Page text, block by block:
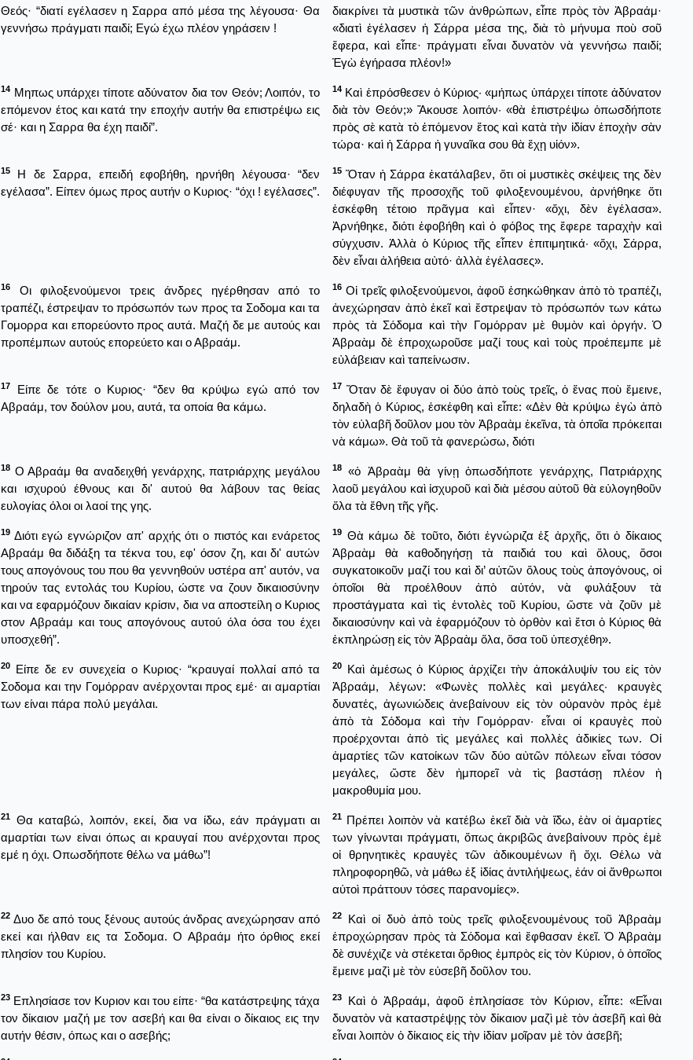
Θεός· “διατί εγέλασεν η Σαρρα από μέσα της λέγουσα· Θα
γεννήσω πράγματι παιδί; Εγώ έχω πλέον γηράσειν !
διακρίνει τὰ μυστικὰ τῶν ἀνθρώπων, εἶπε πρὸς τὸν Ἀβραάμ·
«διατὶ ἐγέλασεν ἡ Σάρρα μέσα της, διὰ τὸ μήνυμα ποὺ σοῦ
ἔφερα, καὶ εἶπε· πράγματι εἶναι δυνατὸν νὰ γεννήσω παιδί;
Ἐγὼ ἐγήρασα πλέον!»
14 Μηπως υπάρχει τίποτε αδύνατον δια τον Θεόν; Λοιπόν, το
επόμενον έτος και κατά την εποχήν αυτήν θα επιστρέψω εις
σέ· και η Σαρρα θα έχη παιδί”.
14 Καὶ ἐπρόσθεσεν ὁ Κύριος· «μήπως ὑπάρχει τίποτε ἀδύνατον
διὰ τὸν Θεόν;» Ἄκουσε λοιπόν· «θὰ ἐπιστρέψω ὁπωσδήποτε
πρὸς σὲ κατὰ τὸ ἑπόμενον ἔτος καὶ κατὰ τὴν ἰδίαν ἐποχὴν σὰν
τώρα· καὶ ἡ Σάρρα ἡ γυναῖκα σου θὰ ἔχῃ υἱόν».
15
Η δε Σαρρα, επειδή εφοβήθη, ηρνήθη λέγουσα· “δεν
εγέλασα”. Είπεν όμως προς αυτήν ο Κυριος· “όχι ! εγέλασες”.
15 Ὅταν ἡ Σάρρα ἐκατάλαβεν, ὅτι οἱ μυστικὲς σκέψεις της δὲν
διέφυγαν τῆς προσοχῆς τοῦ φιλοξενουμένου, ἀρνήθηκε ὅτι
ἐσκέφθη τέτοιο πρᾶγμα καὶ εἶπεν· «ὄχι, δὲν ἐγέλασα».
Ἀρνήθηκε, διότι ἐφοβήθη καὶ ὁ φόβος της ἔφερε ταραχὴν καὶ
σύγχυσιν. Ἀλλὰ ὁ Κύριος τῆς εἶπεν ἐπιτιμητικά· «ὄχι, Σάρρα,
δὲν εἶναι ἀλήθεια αὐτό· ἀλλὰ ἐγέλασες».
16
Οι φιλοξενούμενοι τρεις άνδρες ηγέρθησαν από το
τραπέζι, έστρεψαν το πρόσωπόν των προς τα Σοδομα και τα
Γομορρα και επορεύοντο προς αυτά. Μαζή δε με αυτούς και
προπέμπων αυτούς επορεύετο και ο Αβραάμ.
16 Οἱ τρεῖς φιλοξενούμενοι, ἀφοῦ ἐσηκώθηκαν ἀπὸ τὸ τραπέζι,
ἀνεχώρησαν ἀπὸ ἐκεῖ καὶ ἔστρεψαν τὸ πρόσωπόν των κάτω
πρὸς τὰ Σόδομα καὶ τὴν Γομόρραν μὲ θυμὸν καὶ ὀργήν. Ὁ
Ἀβραὰμ δὲ ἐπροχωροῦσε μαζί τους καὶ τοὺς προέπεμπε μὲ
εὐλάβειαν καὶ ταπείνωσιν.
17
Είπε δε τότε ο Κυριος· “δεν θα κρύψω εγώ από τον
Αβραάμ, τον δούλον μου, αυτά, τα οποία θα κάμω.
17 Ὅταν δὲ ἔφυγαν οἱ δύο ἀπὸ τοὺς τρεῖς, ὁ ἕνας ποὺ ἔμεινε,
δηλαδὴ ὁ Κύριος, ἐσκέφθη καὶ εἶπε: «Δὲν θὰ κρύψω ἐγὼ ἀπὸ
τὸν εὐλαβῆ δοῦλον μου τὸν Ἀβραὰμ ἐκεῖνα, τὰ ὁποῖα πρόκειται
νὰ κάμω». Θὰ τοῦ τὰ φανερώσω, διότι
18 Ο Αβραάμ θα αναδειχθή γενάρχης, πατριάρχης μεγάλου
και ισχυρού έθνους και δι' αυτού θα λάβουν τας θείας
ευλογίας όλοι οι λαοί της γης.
18
«ὁ Ἀβραὰμ θὰ γίνῃ ὁπωσδήποτε γενάρχης, Πατριάρχης
λαοῦ μεγάλου καὶ ἰσχυροῦ καὶ διὰ μέσου αὐτοῦ θὰ εὐλογηθοῦν
ὅλα τὰ ἔθνη τῆς γῆς.
19 Διότι εγώ εγνώριζον απ' αρχής ότι ο πιστός και ενάρετος
Αβραάμ θα διδάξη τα τέκνα του, εφ' όσον ζη, και δι' αυτών
τους απογόνους του που θα γεννηθούν υστέρα απ' αυτόν, να
τηρούν τας εντολάς του Κυρίου, ώστε να ζουν δικαιοσύνην
και να εφαρμόζουν δικαίαν κρίσιν, δια να αποστείλη ο Κυριος
στον Αβραάμ και τους απογόνους αυτού όλα όσα του έχει
υποσχεθή”.
19 Θὰ κάμω δὲ τοῦτο, διότι ἐγνώριζα ἐξ ἀρχῆς, ὅτι ὁ δίκαιος
Ἀβραὰμ θὰ καθοδηγήσῃ τὰ παιδιά του καὶ ὅλους, ὅσοι
συγκατοικοῦν μαζί του καὶ δι’ αὐτῶν ὅλους τοὺς ἀπογόνους, οἱ
ὁποῖοι θὰ προέλθουν ἀπὸ αὐτόν, νὰ φυλάξουν τὰ
προστάγματα καὶ τὶς ἐντολὲς τοῦ Κυρίου, ὥστε νὰ ζοῦν μὲ
δικαιοσύνην καὶ νὰ ἐφαρμόζουν τὸ ὀρθὸν καὶ ἔτσι ὁ Κύριος θὰ
ἐκπληρώσῃ εἰς τὸν Ἀβραὰμ ὅλα, ὅσα τοῦ ὑπεσχέθη».
20
Είπε δε εν συνεχεία ο Κυριος· “κραυγαί πολλαί από τα
Σοδομα και την Γομόρραν ανέρχονται προς εμέ· αι αμαρτίαι
των είναι πάρα πολύ μεγάλαι.
20
Καὶ ἀμέσως ὁ Κύριος ἀρχίζει τὴν ἀποκάλυψίν του εἰς τὸν
Ἀβραάμ, λέγων: «Φωνὲς πολλὲς καὶ μεγάλες· κραυγὲς
δυνατές, ἀγωνιώδεις ἀνεβαίνουν εἰς τὸν οὐρανὸν πρὸς ἐμὲ
ἀπὸ τὰ Σόδομα καὶ τὴν Γομόρραν· εἶναι οἱ κραυγὲς ποὺ
προέρχονται ἀπὸ τὶς μεγάλες καὶ πολλὲς ἀδικίες των. Οἱ
ἁμαρτίες τῶν κατοίκων τῶν δύο αὐτῶν πόλεων εἶναι τόσον
μεγάλες, ὥστε δὲν ἠμπορεῖ νὰ τὶς βαστάσῃ πλέον ἡ
μακροθυμία μου.
21
Θα καταβώ, λοιπόν, εκεί, δια να ίδω, εάν πράγματι αι
αμαρτίαι των είναι όπως αι κραυγαί που ανέρχονται προς
εμέ η όχι. Οπωσδήποτε θέλω να μάθω”!
21 Πρέπει λοιπὸν νὰ κατέβω ἐκεῖ διὰ νὰ ἴδω, ἐὰν οἰ ἁμαρτίες
των γίνωνται πράγματι, ὅπως ἀκριβῶς ἀνεβαίνουν πρὸς ἐμὲ
οἱ θρηνητικὲς κραυγὲς τῶν ἀδικουμένων ἢ ὄχι. Θέλω νὰ
πληροφορηθῶ, νὰ μάθω ἐξ ἰδίας ἀντιλήψεως, ἐάν οἱ ἄνθρωποι
αὐτοὶ πράττουν τόσες παρανομίες».
22 Δυο δε από τους ξένους αυτούς άνδρας ανεχώρησαν από
εκεί και ήλθαν εις τα Σοδομα. Ο Αβραάμ ήτο όρθιος εκεί
πλησίον του Κυρίου.
22
Καὶ οἰ δυὸ ἀπὸ τοὺς τρεῖς φιλοξενουμένους τοῦ Ἀβραὰμ
ἐπροχώρησαν πρὸς τὰ Σόδομα καὶ ἔφθασαν ἐκεῖ. Ὁ Ἀβραὰμ
δὲ συνέχιζε νὰ στέκεται ὄρθιος ἐμπρὸς εἰς τὸν Κύριον, ὁ ὁποῖος
ἔμεινε μαζὶ μὲ τὸν εὐσεβῆ δοῦλον του.
23 Επλησίασε τον Κυριον και του είπε· “θα κατάστρεψης τάχα
τον δίκαιον μαζή με τον ασεβή και θα είναι ο δίκαιος εις την
αυτήν θέσιν, όπως και ο ασεβής;
23
Καὶ ὁ Ἀβραάμ, ἀφοῦ ἐπλησίασε τὸν Κύριον, εἶπε: «Εἶναι
δυνατὸν νὰ καταστρέψῃς τὸν δίκαιον μαζὶ μὲ τὸν ἀσεβῆ καὶ θὰ
εἶναι λοιπὸν ὁ δίκαιος εἰς τὴν ἰδίαν μοῖραν μὲ τὸν ἀσεβῆ;